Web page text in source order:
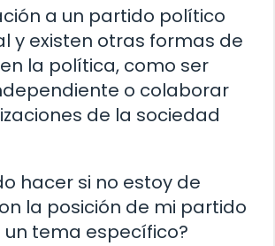
a un partido político
y existen otras formas de
la política, como ser
o colaborar
de la sociedad
hacer si no estoy de
la posición de mi partido
tema específico?